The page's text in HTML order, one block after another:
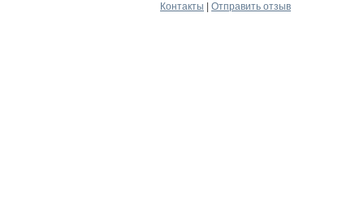
Контакты
Отправить отзыв